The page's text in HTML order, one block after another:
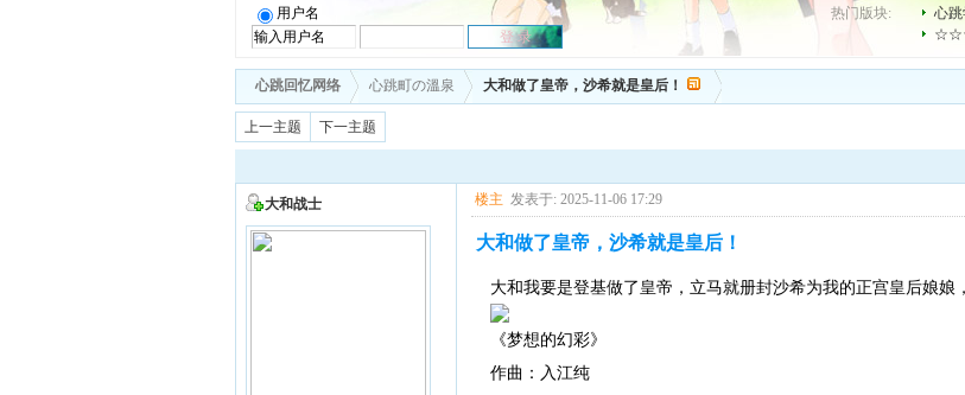
用户名 热门版块: 心
心跳回忆网络 心跳町の溫泉 大和做了皇帝，沙希就是皇后！
上一主题 下一主题
大和战士 楼主 发表于: 2025-11-06 17:29
大和做了皇帝，沙希就是皇后！
大和我要是登基做了皇帝，立马就册封沙希为我的正宫皇后娘娘
《梦想的幻彩》
作曲：入江纯